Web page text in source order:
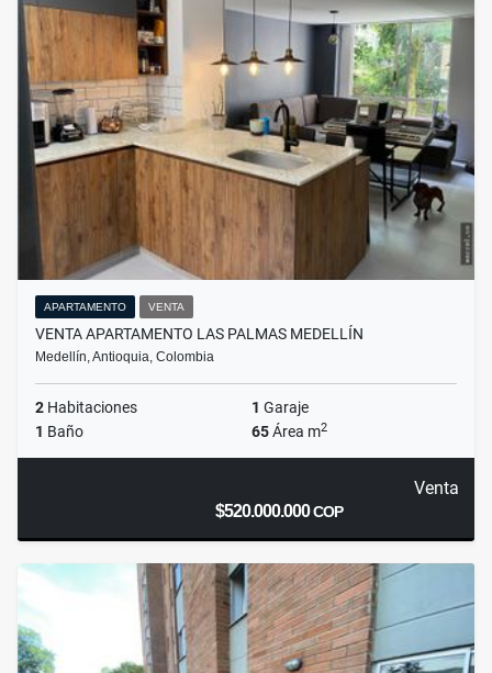
APARTAMENTO VENTA
VENTA APARTAMENTO LAS PALMAS MEDELLÍN
Medellín, Antioquia, Colombia
2 Habitaciones 1 Garaje
1 Baño 65Área m2
Venta
$520.000.000COP